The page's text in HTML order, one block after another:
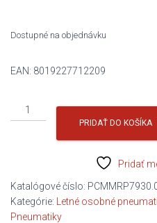
127,91 €.
Dostupné na objednávku
EAN: 8019227712209
množstvo
325/30R20
EL
(F)
C/B/B/74DB
PRIDAŤ DO KOŠÍKA
Pridať
Katalógové číslo:
Kategórie:
Letné osobné
Pneumatiky